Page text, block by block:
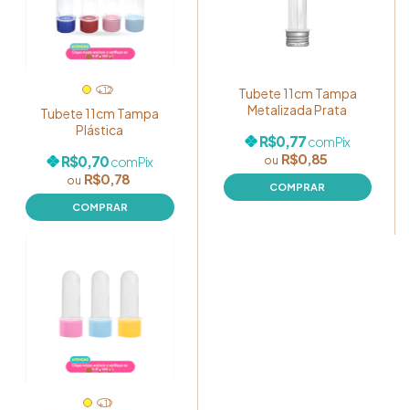
+12
Tubete 11cm Tampa
Plástica
R$0,78
R$0,70comPix
COMPRAR
Tubete 11cm Tampa
Metalizada Prata
R$0,85
R$0,77comPix
+11